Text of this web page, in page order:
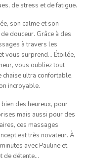
de stress et de fatigue.
son calme et son
douceur. Grâce à des
à travers les
vous surprend… Étoilée,
vous oubliez tout
chaise ultra confortable,
incroyable.
des heureux, pour
mais aussi pour des
ces massages
est très novateur. À
avec Pauline et
de détente…